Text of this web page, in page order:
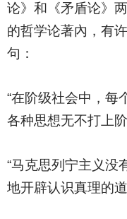
论》和《矛盾论》
的哲学论著內，有
句：
“在阶级社会中，每
各种思想无不打上
“马克思列宁主义没
地开辟认识真理的